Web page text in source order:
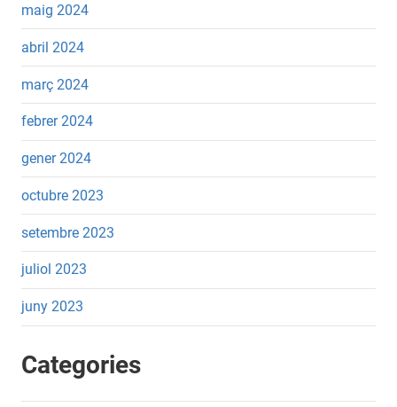
maig 2024
abril 2024
març 2024
febrer 2024
gener 2024
octubre 2023
setembre 2023
juliol 2023
juny 2023
Categories